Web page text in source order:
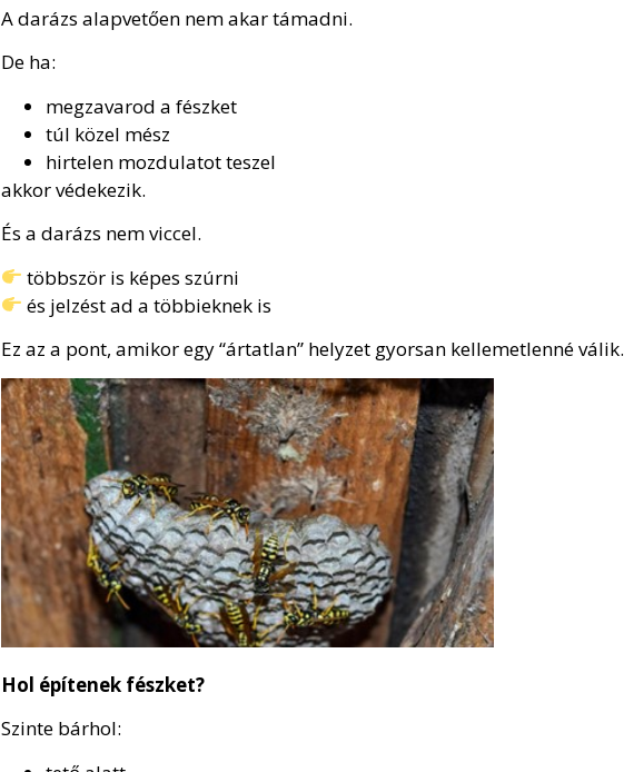
A darázs alapvetően nem akar támadni.
De ha:
megzavarod a fészket
túl közel mész
hirtelen mozdulatot teszel
akkor védekezik.
És a darázs nem viccel.
többször is képes szúrni
és jelzést ad a többieknek is
Ez az a pont, amikor egy “ártatlan” helyzet gyorsan kellemetlenné válik.
Hol építenek fészket?
Szinte bárhol: